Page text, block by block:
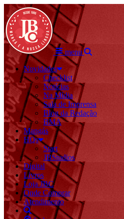
menu
Novidades
Checklist
Notícias
Na Mídia
Sala de Imprensa
Blog da Redação
BMA
Mangás
HQs
Start
JBStudios
Digital
Livros
Loja JBC
Onde Comprar
Atendimento